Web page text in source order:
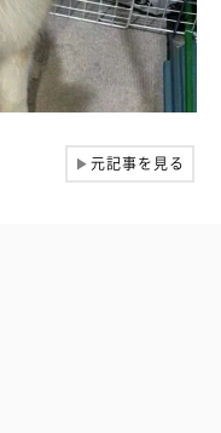
▶元記事を見る